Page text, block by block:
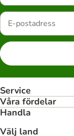
Service
Våra fördelar
Handla
Välj land